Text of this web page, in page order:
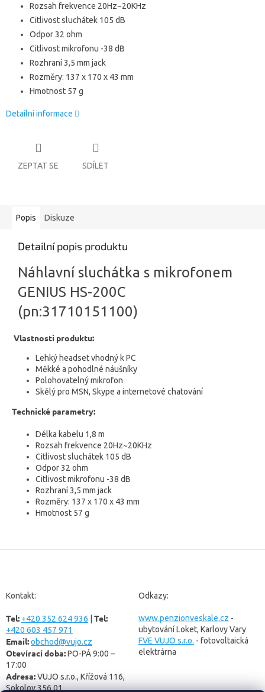
Rozsah frekvence 20Hz~20KHz
Citlivost sluchátek 105 dB
Odpor 32 ohm
Citlivost mikrofonu -38 dB
Rozhraní 3,5 mm jack
Rozměry: 137 x 170 x 43 mm
Hmotnost 57 g
Detailní informace
ZEPTAT SE SDÍLET
Popis Diskuze
Detailní popis produktu
Náhlavní sluchátka s mikrofonem
GENIUS HS-200C
(pn:31710151100)
Vlastnosti produktu:
Lehký headset vhodný k PC
Měkké a pohodlné náušníky
Polohovatelný mikrofon
Skělý pro MSN, Skype a internetové chatování
Technické parametry:
Délka kabelu 1,8 m
Rozsah frekvence 20Hz~20KHz
Citlivost sluchátek 105 dB
Odpor 32 ohm
Citlivost mikrofonu -38 dB
Rozhraní 3,5 mm jack
Rozměry: 137 x 170 x 43 mm
Hmotnost 57 g
Kontakt:
Tel: +420 352 624 936 Tel:
+420 603 457 971
Email:obchod@vujo.cz
Otevírací doba:PO-PÁ 9:00 –
17:00
Adresa:VUJO s.r.o., Křížová 116,
Sokolov 356 01
Odkazy:
www.penzionveskale.cz -
ubytování Loket, Karlovy Vary
FVE VUJO s.r.o. - fotovoltaická
elektrárna